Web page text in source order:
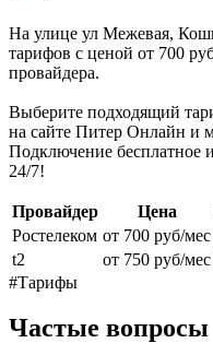
На улице ул Межевая,
тарифов с ценой от 700
провайдера.
Выберите подходящий
на сайте Питер Онлайн и
Подключение бесплатное
24/7!
Провайдер Цена
Ростелеком от 700 руб/мес
t2
от 750 руб/мес
#Тарифы
Частые вопросы